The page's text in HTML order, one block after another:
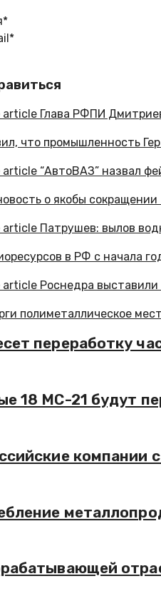
что промышленность
о якобы
в РФ с начала
полиметаллическое
переработку
18 МС-21 будут
компании